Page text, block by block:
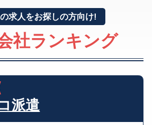
求人をお探しの方向け!
社ランキング
派遣